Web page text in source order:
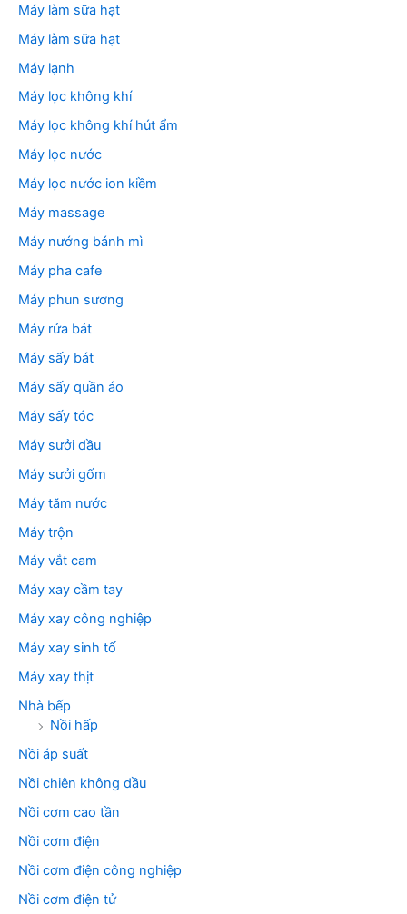
Máy làm sữa hạt
Máy làm sữa hạt
Máy lạnh
Máy lọc không khí
Máy lọc không khí hút ẩm
Máy lọc nước
Máy lọc nước ion kiềm
Máy massage
Máy nướng bánh mì
Máy pha cafe
Máy phun sương
Máy rửa bát
Máy sấy bát
Máy sấy quần áo
Máy sấy tóc
Máy sưởi dầu
Máy sưởi gốm
Máy tăm nước
Máy trộn
Máy vắt cam
Máy xay cầm tay
Máy xay công nghiệp
Máy xay sinh tố
Máy xay thịt
Nhà bếp
Nồi hấp
Nồi áp suất
Nồi chiên không dầu
Nồi cơm cao tần
Nồi cơm điện
Nồi cơm điện công nghiệp
Nồi cơm điện tử